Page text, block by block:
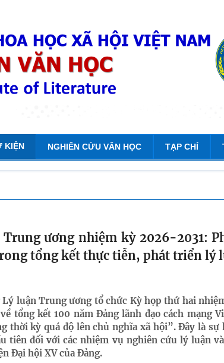
KIỆN NGHIÊN CỨU VĂN HỌC TẠP CHÍ
ương nhiệm kỳ 2026-2031:
tổng kết thực tiễn, phát triển lý
luận Trung ương tổ chức Kỳ họp thứ hai
tổng kết 100 năm Đảng lãnh đạo cách mạng
thời kỳ quá độ lên chủ nghĩa xã hội”. Đây là sự
tiên đối với các nhiệm vụ nghiên cứu lý luận
Đại hội XV của Đảng.